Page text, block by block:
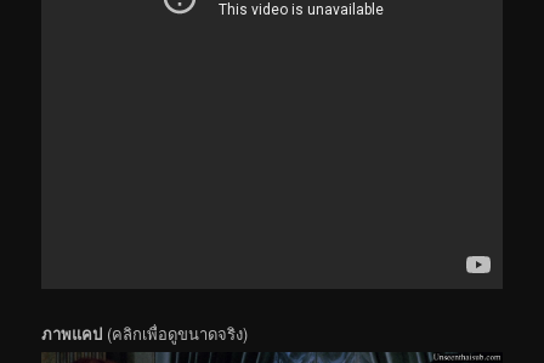
ภาพแคป (คลิกเพื่อดูขนาดจริง)